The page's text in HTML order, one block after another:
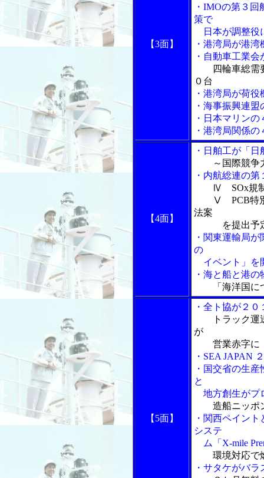
【3面】
・IMOの第３
策で
日本が調整役
・港湾局が港
・自動車工業
四輪車総需
０台
・港湾局が荷
・海事振興連
・日本マリン
・港湾局関係
【4面】
・日舶工が「
～国際競争
・内航総連の
Ⅳ SOx規制
Ⅴ PCB特別措
法案
を提出予
・関東運輸局
の
イベント」を
・海と船と港
「海洋国
【5面】
・全ト協が２
トラック
が
営業赤字に
・SEA JAPAN
・国交省の生
と
地方創生がプ
造船ニッポ
・関西ペイン
システ
ム「X-mile
環境対応で
・サタケがバ